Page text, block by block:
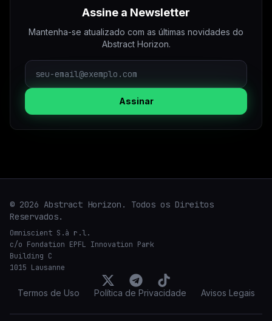
Assine a Newsletter
Mantenha-se atualizado com as últimas novidades do
Abstract Horizon.
Assinar
© 2026 Abstract Horizon. Todos os Direitos
Reservados.
Omniscient S.à r.l.
c/o Fondation EPFL Innovation Park
Building C
1015 Lausanne
Termos de Uso Política de Privacidade Avisos Legais